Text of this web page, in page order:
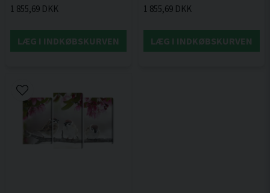
1 855,69 DKK
LÆG I INDKØBSKURVEN
1 855,69 DKK
LÆG I INDKØBSKURVEN